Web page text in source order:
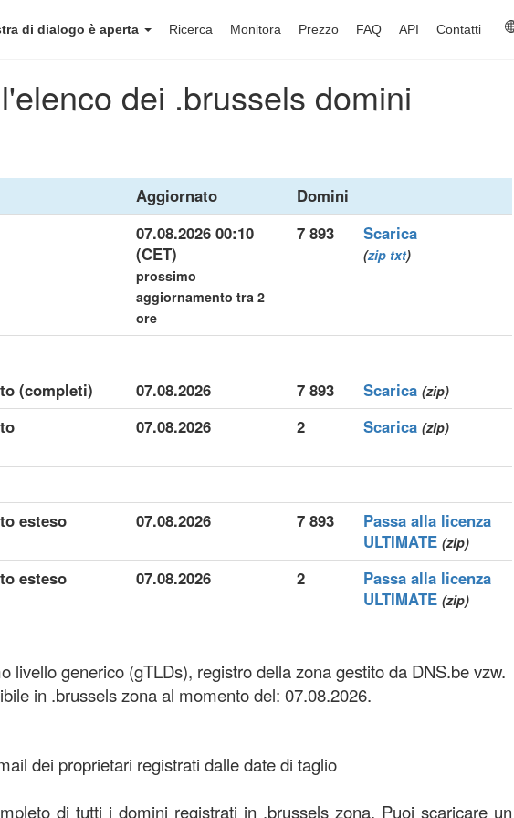
di dialogo è aperta Ricerca Monitora Prezzo FAQ API Contatti
dei .brussels domini
Aggiornato
Domini
07.08.2026 00:10
(CET)
prossimo
aggiornamento tra 2
ore
7 893 Scarica
(zip txt)
(completi) 07.08.2026 7 893 Scarica (zip)
07.08.2026 2 Scarica (zip)
esteso
07.08.2026 7 893
Passa alla licenza
ULTIMATE (zip)
esteso
07.08.2026 2
Passa alla licenza
ULTIMATE (zip)
livello generico (gTLDs), registro della zona gestito da DNS.be vzw.
in .brussels zona al momento del: 07.08.2026.
dei proprietari registrati dalle date di taglio
di tutti i domini registrati in .brussels zona. Puoi scaricare un